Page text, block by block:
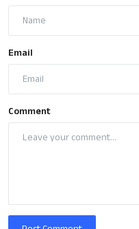
Email
Comment